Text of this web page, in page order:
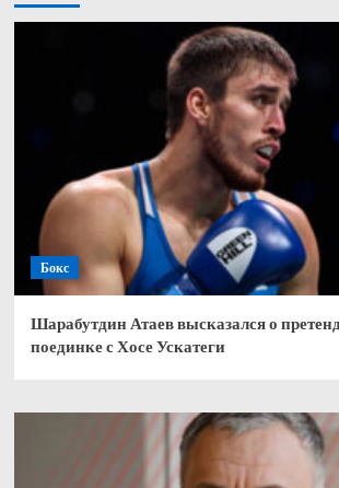
Бокс
Шарабутдин Атаев высказался о
поединке с Хосе Ускатеги